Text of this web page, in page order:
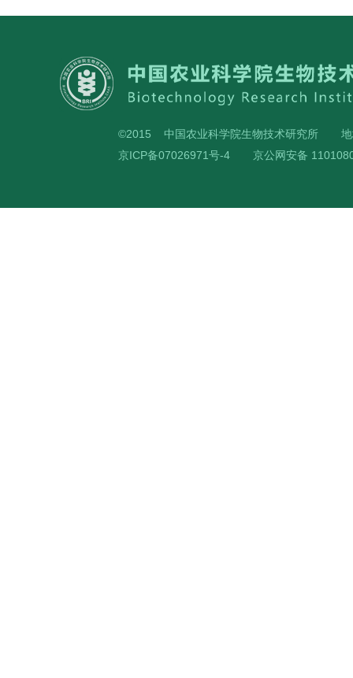
©2015 中国农业科学院生物技术研究所
京ICP备07026971号-4
京公网安备